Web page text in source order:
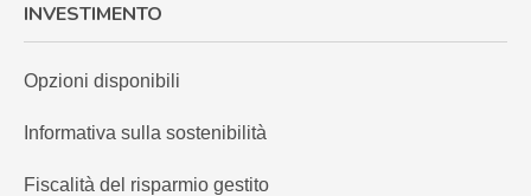
INVESTIMENTO
Opzioni disponibili
Informativa sulla sostenibilità
Fiscalità del risparmio gestito